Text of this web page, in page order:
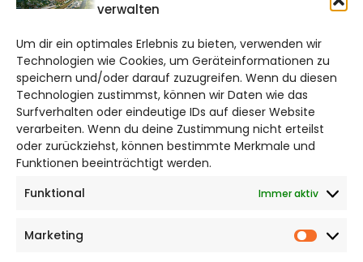
verwalten
Um dir ein optimales Erlebnis zu bieten, verwenden wir
Technologien wie Cookies, um Geräteinformationen zu
speichern und/oder darauf zuzugreifen. Wenn du diesen
Technologien zustimmst, können wir Daten wie das
Surfverhalten oder eindeutige IDs auf dieser Website
verarbeiten. Wenn du deine Zustimmung nicht erteilst
oder zurückziehst, können bestimmte Merkmale und
Funktionen beeinträchtigt werden.
Funktional
Immer aktiv
Marketing
Bruchtorwall 12
38100 Braunschweig
Telefon: 0531 387220 – 65
DAS STADTMAGAZIN FÜR
WOLFSBURG
Impressum
Cookie Richtlinie